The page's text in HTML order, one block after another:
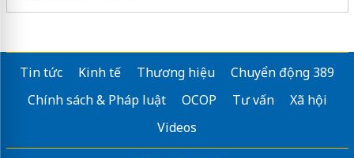
Tin tức Kinh tế Thương hiệu
Chuyển động 389
Chính sách & Pháp luật
OCOP Tư vấn
Xã hội
Videos